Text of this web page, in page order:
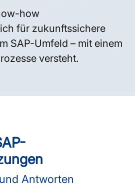
how
für zukunftssichere
SAP-Umfeld – mit einem
versteht.
Antworten